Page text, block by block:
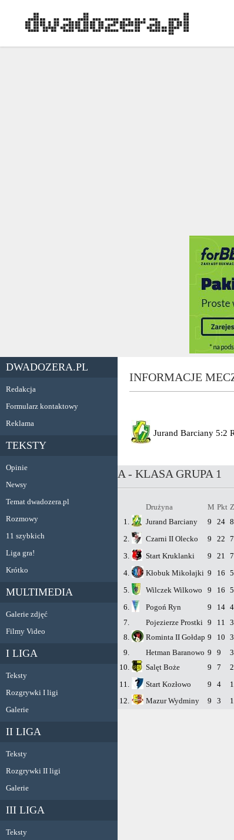
DWADOZERA.PL
Redakcja
Formularz kontaktowy
Reklama
TEKSTY
Opinie
Newsy
Temat dwadozera.pl
Rozmowy
11 szybkich
Liga gra!
Krótko
MULTIMEDIA
Galerie zdjęć
Filmy Video
I LIGA
Teksty
Rozgrywki I ligi
Galerie
II LIGA
Teksty
Rozgrywki II ligi
Galerie
III LIGA
Teksty
INFORMACJE
Jurand Barciany 5:2
A - KLASA GRUPA 1
Drużyna M Pkt
1.
Jurand Barciany 9 24
2.
Czarni II Olecko 9 22
3.
Start Kruklanki 9 21
4.
Kłobuk Mikołajki 9 16
5.
Wilczek Wilkowo 9 16
6.
Pogoń Ryn 9 14
7.
Pojezierze Prostki 9 11
8.
Rominta II Gołdap 9 10
9.
Hetman Baranowo 9 9
10.
Salęt Boże 9 7
11.
Start Kozłowo 9 4
12.
Mazur Wydminy 9 3